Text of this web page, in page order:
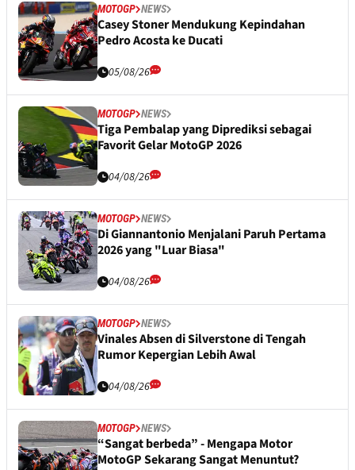
MOTOGP NEWS
Casey Stoner Mendukung Kepindahan
Pedro Acosta ke Ducati
05/08/26
MOTOGP NEWS
Tiga Pembalap yang Diprediksi sebagai
Favorit Gelar MotoGP 2026
04/08/26
MOTOGP NEWS
Di Giannantonio Menjalani Paruh Pertama
2026 yang "Luar Biasa"
04/08/26
MOTOGP NEWS
Vinales Absen di Silverstone di Tengah
Rumor Kepergian Lebih Awal
04/08/26
MOTOGP NEWS
“Sangat berbeda” - Mengapa Motor
MotoGP Sekarang Sangat Menuntut?